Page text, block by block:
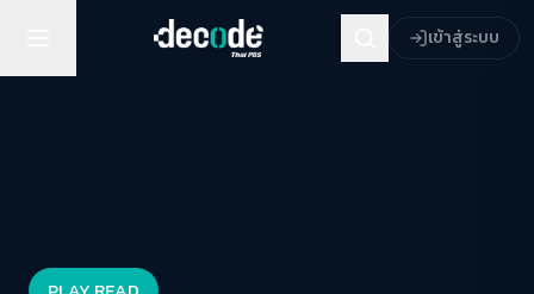
เข้าสู่ระบบ